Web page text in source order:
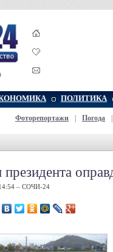
ПОЛИТИКА
Фоторепортажи Погода
14:54 – СОЧИ-24